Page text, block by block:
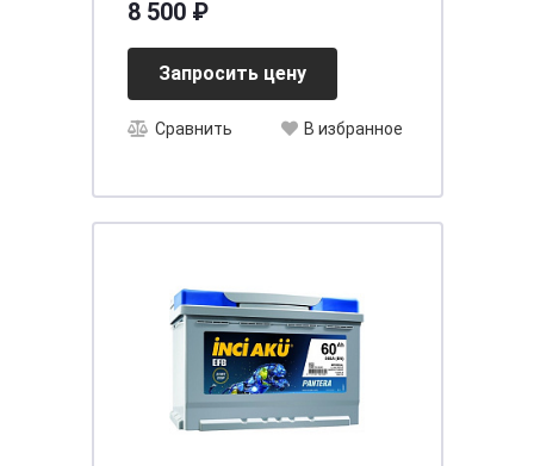
8 500 ₽
Запросить цену
Сравнить В избранное